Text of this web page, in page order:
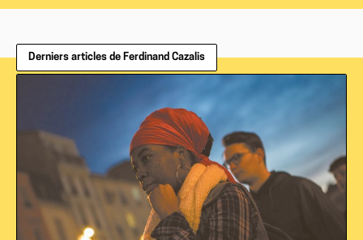
Derniers articles de Ferdinand Cazalis